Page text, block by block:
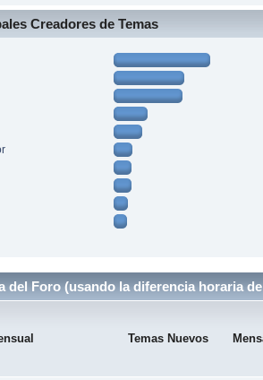
Creadores de Temas
del Foro (usando la diferencia horaria
Temas Nuevos